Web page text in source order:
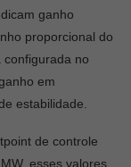
ganho
proporcional do
configurada no
em
estabilidade.
de controle
esses valores